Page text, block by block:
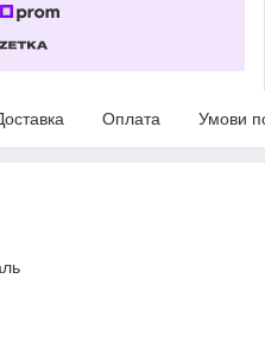
Оплата Умови